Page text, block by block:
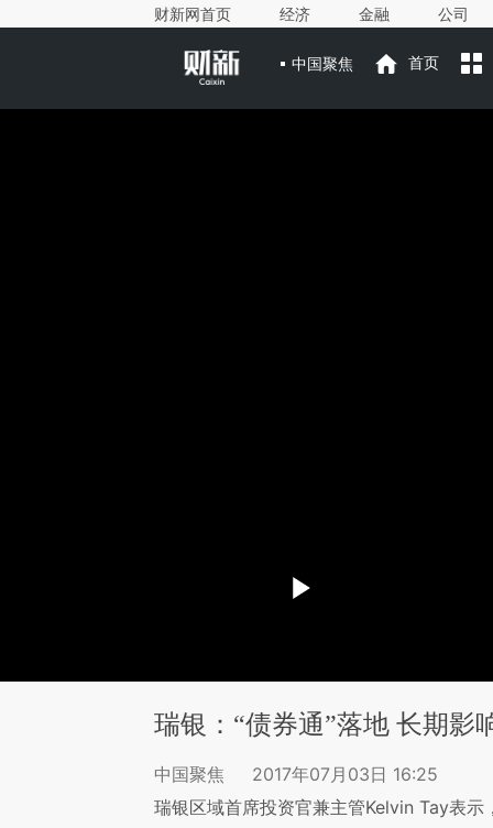
财新网首页 经济 金融 公司
中国聚焦 首页
瑞银：“债券通”落地 长期影
中国聚焦
2017年07月03日 16:25
瑞银区域首席投资官兼主管Kelvin Tay表示